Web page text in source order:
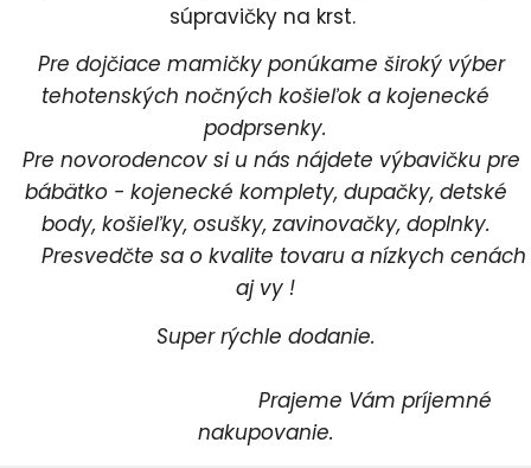
súpravičky na krst.
Pre dojčiace mamičky ponúkame široký výber
tehotenských nočných košieľok a kojenecké
podprsenky.
Pre novorodencov si u nás nájdete výbavičku pre
bábätko - kojenecké komplety, dupačky, detské
body, košieľky, osušky, zavinovačky, doplnky.
Presvedčte sa o kvalite tovaru a nízkych cenách
aj vy !
Super rýchle dodanie.
Prajeme Vám príjemné
nakupovanie.